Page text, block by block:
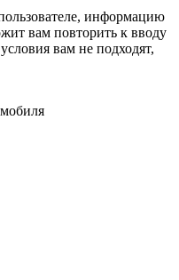
информацию
вам повторить к вводу
вам не подходят,